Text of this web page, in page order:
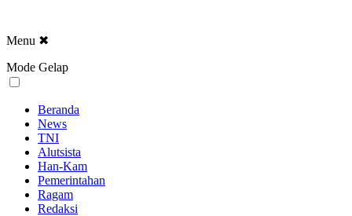
Menu ✖
Mode Gelap
Beranda
News
TNI
Alutsista
Han-Kam
Pemerintahan
Ragam
Redaksi